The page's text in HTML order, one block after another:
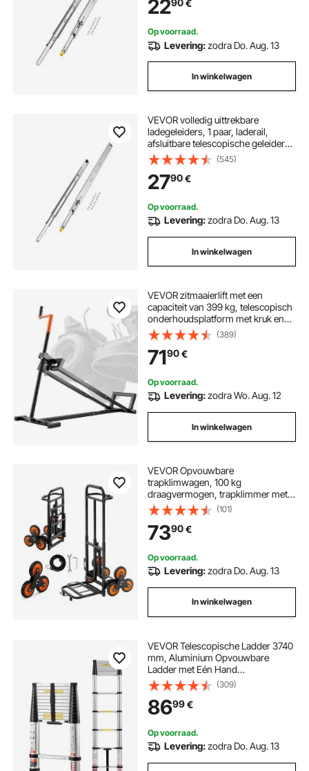
telescopische geleiders, ideaal voor
kasten, industriële lades
2290€
Op voorraad.
Levering:zodra Do. Aug. 13
In winkelwagen
VEVOR volledig uittrekbare
ladegeleiders, 1 paar, laderail,
afsluitbare telescopische geleiders,
950 mm, draagvermogen 113,4 kg,
zijdelings gemonteerde glijrail met
kogellagers en vergrendeling
(545)
2790€
Op voorraad.
Levering:zodra Do. Aug. 13
In winkelwagen
VEVOR zitmaaierlift met een
capaciteit van 399 kg, telescopisch
onderhoudsplatform met kruk en
handgreep voor elektrisch
gereedschap, opvouwbare
grasmaaierkrik voor grasmaaiers
en tuintractoren
(389)
7190€
Op voorraad.
Levering:zodra Wo. Aug. 12
In winkelwagen
VEVOR Opvouwbare
trapklimwagen, 100 kg
draagvermogen, trapklimmer met
telescopische handgreep, 6 wielen
en 2 spanbanden, transportkar,
trapklimwagen, stapelbare handkar
voor huishoudelijk gebruik,
boodschappen en opslag
(101)
7390€
Op voorraad.
Levering:zodra Do. Aug. 13
In winkelwagen
VEVOR Telescopische Ladder 3740
mm, Aluminium Opvouwbare
Ladder met Eén Hand
Uitschuiffunctie, Multifunctionele
Ladder, Draagvermogen tot 150 kg,
Trapladder, Huishoudladder,
Buitenladder, voor Huis, Tuin &
Zolder
(309)
8699€
Op voorraad.
Levering:zodra Do. Aug. 13